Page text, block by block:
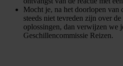
Mocht je, na het doorlopen van
steeds niet tevreden zijn over
oplossingen, dan verwijzen we
Geschillencommissie Reizen.